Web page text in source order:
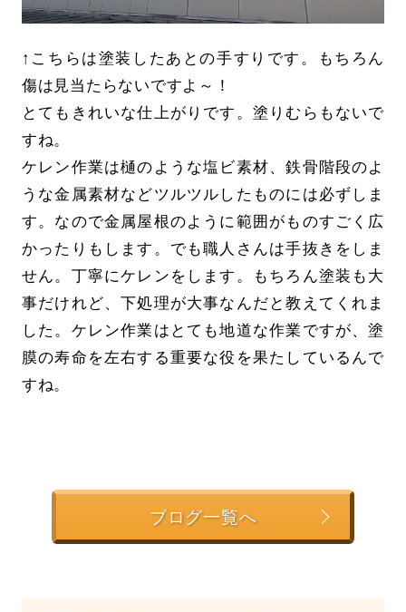
↑こちらは塗装したあとの手すりです。もちろん
傷は見当たらないですよ～！
とてもきれいな仕上がりです。塗りむらもないで
すね。
ケレン作業は樋のような塩ビ素材、鉄骨階段のよ
うな金属素材などツルツルしたものには必ずしま
す。なので金属屋根のように範囲がものすごく広
かったりもします。でも職人さんは手抜きをしま
せん。丁寧にケレンをします。もちろん塗装も大
事だけれど、下処理が大事なんだと教えてくれま
した。ケレン作業はとても地道な作業ですが、塗
膜の寿命を左右する重要な役を果たしているんで
すね。
ブログ一覧へ